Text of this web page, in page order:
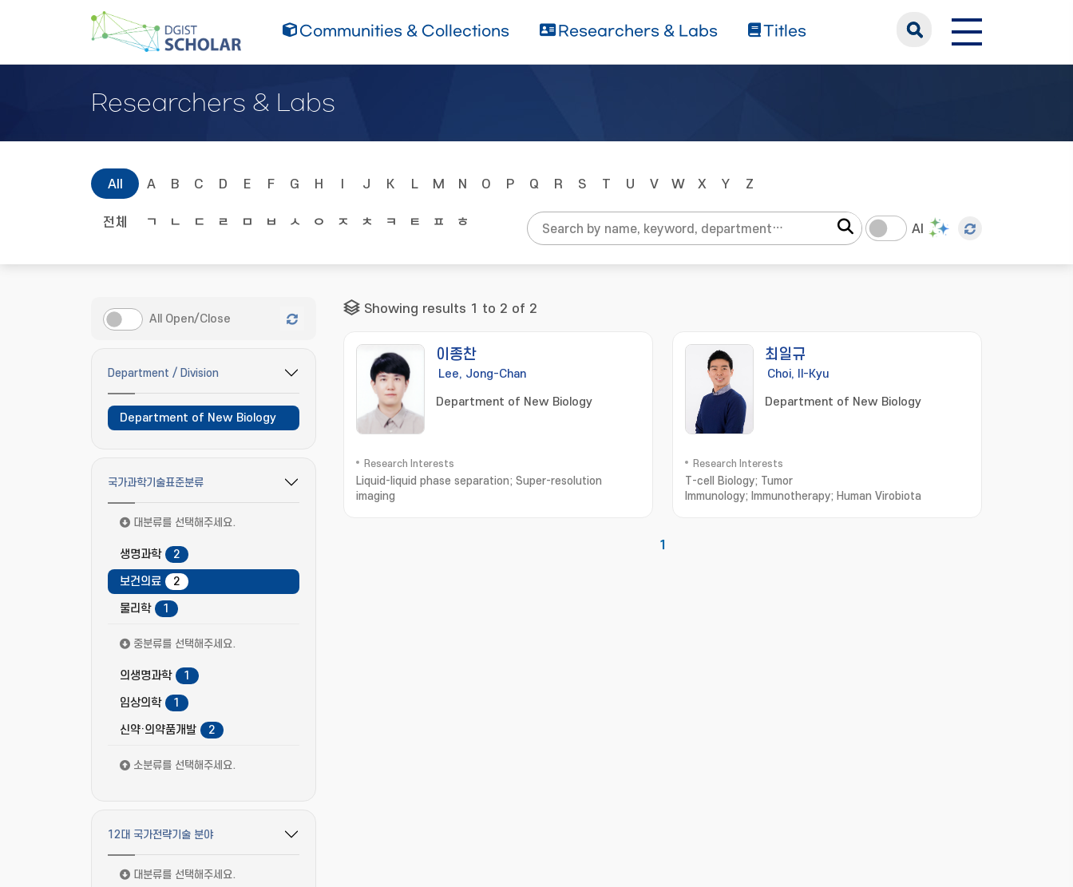
Communities & Collections Researchers & Labs Titles
Researchers & Labs
All A B C D E F G H J K L M N O P Q R S T U V W X Y Z
전체 ㄱ ㄴ ㄷ ㄹ ㅁ ㅂ ㅅ ㅇ ㅈ ㅊ ㅋ ㅌ ㅍ ㅎ AI
All Open/Close
Department / Division
필터 옵션 펼치기/접기
Department of New Biology
국가과학기술표준분류
필터 옵션 펼치기/접기
대분류를 선택해주세요.
생명과학
2
보건의료
2
물리학
1
중분류를 선택해주세요.
의생명과학
1
임상의학
1
신약·의약품개발
2
소분류를 선택해주세요.
12대 국가전략기술 분야
필터 옵션 펼치기/접기
대분류를 선택해주세요.
Showing results 1 to 2 of 2
이종찬
Lee, Jong-Chan
Department of New Biology
Research Interests
Liquid-liquid phase separation; Super-resolution
imaging
최일규
Choi, Il-Kyu
Department of New Biology
Research Interests
T-cell Biology; Tumor
Immunology; Immunotherapy; Human Virobiota
1